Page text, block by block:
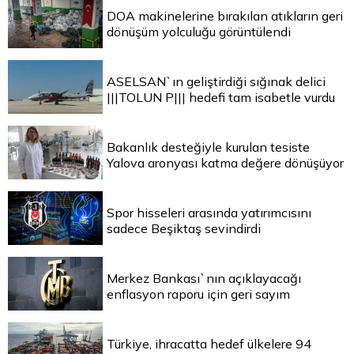
DOA makinelerine bırakılan atıkların geri
dönüşüm yolculuğu görüntülendi
ASELSAN`ın geliştirdiği sığınak delici
|||TOLUN P||| hedefi tam isabetle vurdu
Bakanlık desteğiyle kurulan tesiste
Yalova aronyası katma değere dönüşüyor
Spor hisseleri arasında yatırımcısını
sadece Beşiktaş sevindirdi
Merkez Bankası`nın açıklayacağı
enflasyon raporu için geri sayım
Türkiye, ihracatta hedef ülkelere 94